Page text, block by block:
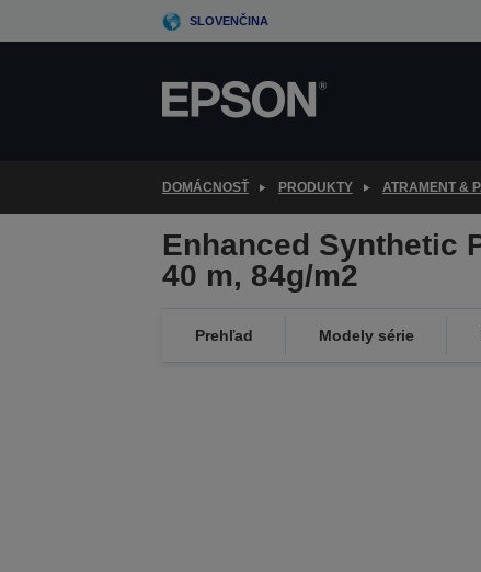
to
SLOVENČINA
DOMÁCNOSŤ PRODUKTY ATRAMENT &
Enhanced Synthetic
40 m, 84g/m2
Prehľad Modely série